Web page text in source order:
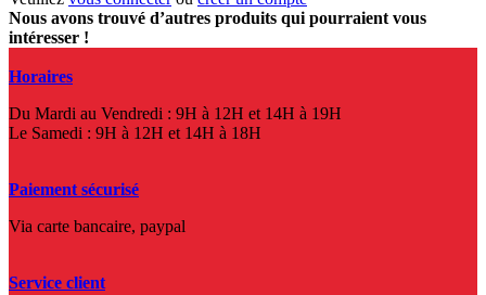
Nous avons trouvé d’autres produits qui pourraient vous
intéresser !
Horaires
Du Mardi au Vendredi : 9H à 12H et 14H à 19H
Le Samedi : 9H à 12H et 14H à 18H
Paiement sécurisé
Via carte bancaire, paypal
Service client